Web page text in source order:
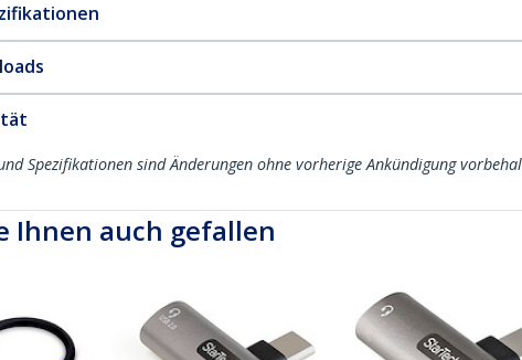
Spezifikationen sind Änderungen ohne vorherige Ankündigung
Ihnen auch gefallen